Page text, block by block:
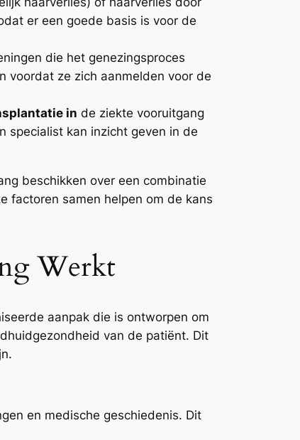
er een goede basis is voor de
die het genezingsproces
voordat ze zich aanmelden voor de
in de ziekte vooruitgang
specialist kan inzicht geven in de
beschikken over een combinatie
factoren samen helpen om de kans
Werkt
aanpak die is ontworpen om
van de patiënt. Dit
en medische geschiedenis. Dit